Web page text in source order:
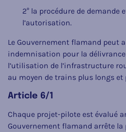
2° la procédure de demande
l’autorisation.
Le Gouvernement flamand peut
indemnisation pour la
l’utilisation de l’infrastructure
au moyen de trains plus longs et
Article 6/1
Chaque projet-pilote est évalué
Gouvernement flamand arrête la